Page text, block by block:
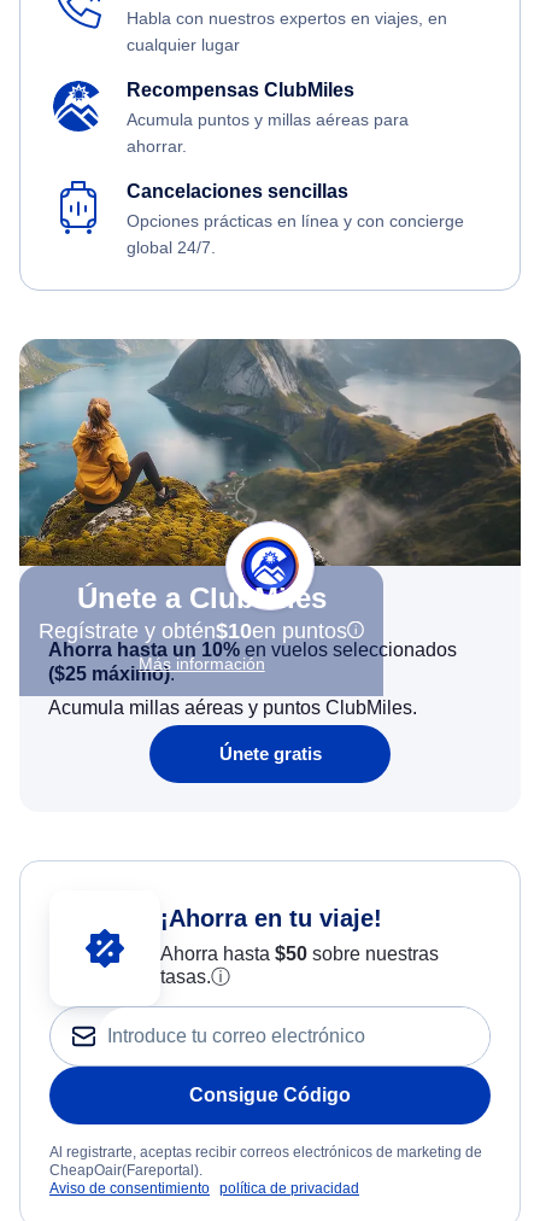
Habla con nuestros expertos en viajes, en
cualquier lugar
Recompensas ClubMiles
Acumula puntos y millas aéreas para
ahorrar.
Cancelaciones sencillas
Opciones prácticas en línea y con concierge
global 24/7.
Únete a ClubMiles
Regístrate y obtén$10en puntos
Más información
Ahorra hasta un 10% en vuelos seleccionados
($25 máximo).
Acumula millas aéreas y puntos ClubMiles.
Únete gratis
¡Ahorra en tu viaje!
Ahorra hasta $50sobre nuestras
tasas.ⓘ
Consigue Código
Al registrarte, aceptas recibir correos electrónicos de marketing de
CheapOair(Fareportal).
Aviso de consentimiento política de privacidad